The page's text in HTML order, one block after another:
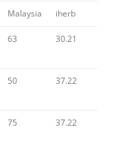
Malaysia iherb
63 30.21
50 37.22
75 37.22